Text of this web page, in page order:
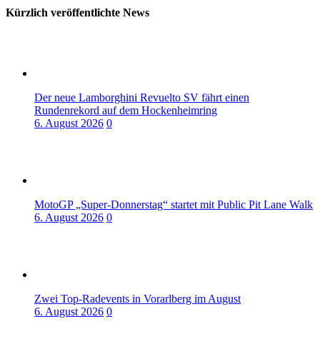
Kürzlich veröffentlichte News
Der neue Lamborghini Revuelto SV fährt einen
Rundenrekord auf dem Hockenheimring
6. August 2026 0
MotoGP „Super-Donnerstag“ startet mit Public Pit Lane Walk
6. August 2026 0
Zwei Top-Radevents in Vorarlberg im August
6. August 2026 0